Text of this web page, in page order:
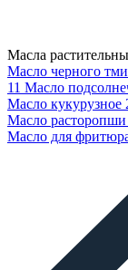
Масла
Масло черного
11 Масло
Масло кукурузное
Масло расторопши
Масло для